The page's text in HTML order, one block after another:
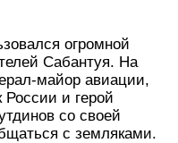
огромной
Сабантуя. На
майор авиации,
и герой
со своей
с земляками.